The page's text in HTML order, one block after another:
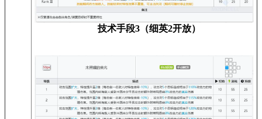
技术手段3（细英2开放）